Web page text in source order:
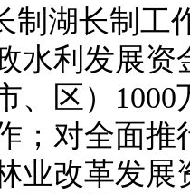
制湖长制工
水利发展资
、区）
；对全面
业改革发展